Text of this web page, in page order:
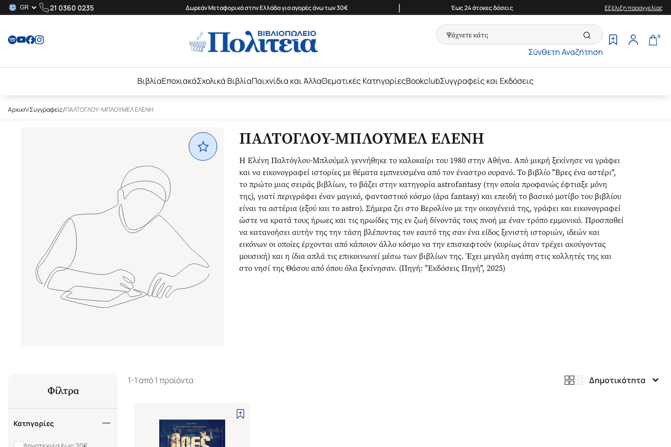
21 0360 0235 Δωρεάν Μεταφορικά στην Ελλάδα για αγορές άνω των 30€ | Έως 24 άτοκες δόσεις Εξέλιξη παραγγελίας
Σύνθετη Αναζήτηση
0
ΒιβλίαΕποχιακάΣχολικά ΒιβλίαΠαιχνίδια και ΆλλαΘεματικές ΚατηγορίεςBookclubΣυγγραφείς και Εκδόσεις
Αρχική/Συγγραφείς/ΠΑΛΤΟΓΛΟΥ-ΜΠΛΟΥΜΕΛ ΕΛΕΝΗ
ΠΑΛΤΟΓΛΟΥ-ΜΠΛΟΥΜΕΛ ΕΛΕΝΗ
Η Ελένη Παλτόγλου-Μπλούμελ γεννήθηκε το καλοκαίρι του 1980 στην Αθήνα. Από μικρή ξεκίνησε να γράφει
και να εικονογραφεί ιστορίες με θέματα εμπνευσμένα από τον έναστρο ουρανό. Το βιβλίο "Βρες ένα αστέρι",
το πρώτο μιας σειράς βιβλίων, το βάζει στην κατηγορία astrofantasy (την οποία προφανώς έφτιαξε μόνη
της), γιατί περιγράφει έναν μαγικό, φανταστικό κόσμο (άρα fantasy) και επειδή το βασικό μοτίβο του βιβλίου
είναι τα αστέρια (εξού και το astro). Σήμερα ζει στο Βερολίνο με την οικογένειά της, γράφει και εικονογραφεί
ώστε να κρατά τους ήρωες και τις ηρωίδες της εν ζωή δίνοντάς τους πνοή με έναν τρόπο εμμονικό. Προσπαθεί
να κατανοήσει αυτήν της την τάση βλέποντας τον εαυτό της σαν ένα είδος ξενιστή ιστοριών, ιδεών και
εικόνων οι οποίες έρχονται από κάποιον άλλο κόσμο να την επισκεφτούν (κυρίως όταν τρέχει ακούγοντας
μουσική) και η ίδια απλά τις επικοινωνεί μέσω των βιβλίων της. Έχει μεγάλη αγάπη στις κολλητές της και
στο νησί της Θάσου από όπου όλα ξεκίνησαν. (Πηγή: "Εκδόσεις Πηγή", 2025)
Φίλτρα
Κατηγορίες
1-1 από 1 προϊόντα Δημοτικότητα